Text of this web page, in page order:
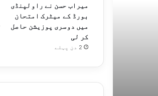
میراب حسن نے راولپنڈی
بورڈ کے میٹرک امتحان
میں دوسری پوزیشن حاصل
کر لی
2 دن پہلے